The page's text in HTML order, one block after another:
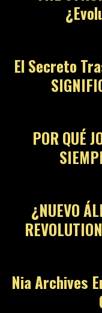
El Secreto
POR QUÉ
¿NUEVO
Nia Archives